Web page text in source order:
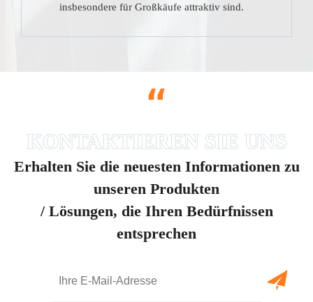
insbesondere für Großkäufe attraktiv sind.
“
Erhalten Sie die neuesten Informationen zu
unseren Produkten
/ Lösungen, die Ihren Bedürfnissen
entsprechen